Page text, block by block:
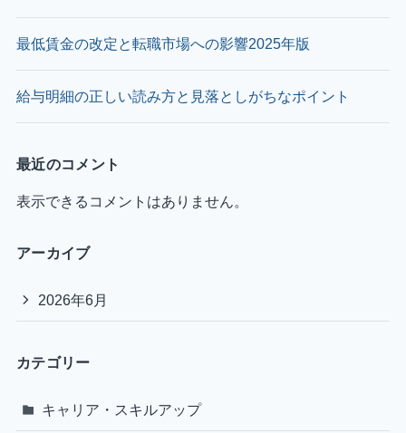
最低賃金の改定と転職市場への影響2025年版
給与明細の正しい読み方と見落としがちなポイント
最近のコメント
表示できるコメントはありません。
アーカイブ
2026年6月
カテゴリー
キャリア・スキルアップ